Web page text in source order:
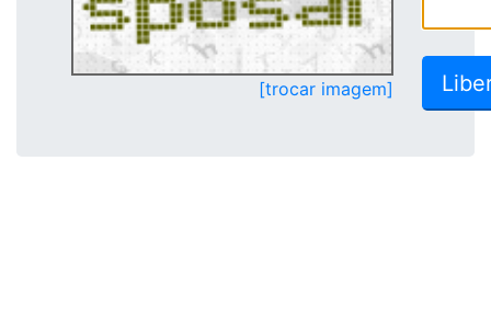
[trocar imagem]